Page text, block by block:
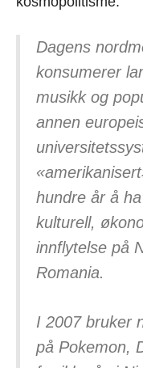
Dagens
konsumerer
musikk og
annen
hundre år å
kulturell,
innflytelse på
Romania.
I 2007 bruker
på Pokemon,